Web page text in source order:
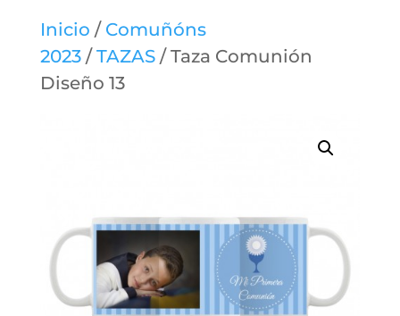
Inicio / Comuñóns
2023/TAZAS/ Taza Comunión
Diseño 13